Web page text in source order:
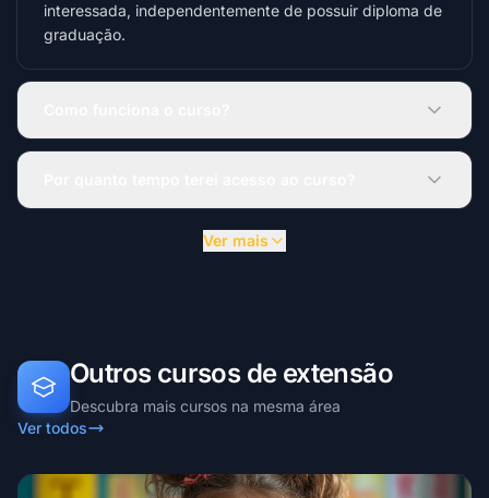
interessada, independentemente de possuir diploma de
graduação.
Ver mais
Outros cursos de extensão
Descubra mais cursos na mesma área
Ver todos